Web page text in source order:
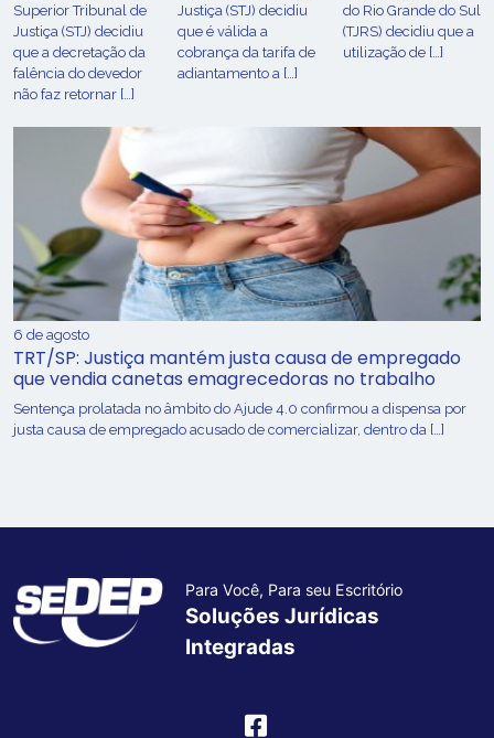
Superior Tribunal de
Justiça (STJ) decidiu
que a decretação da
falência do devedor
não faz retornar […]
Justiça (STJ) decidiu
que é válida a
cobrança da tarifa de
adiantamento a […]
do Rio Grande do Sul
(TJRS) decidiu que a
utilização de […]
6 de agosto
TRT/SP: Justiça mantém justa causa de empregado
que vendia canetas emagrecedoras no trabalho
Sentença prolatada no âmbito do Ajude 4.0 confirmou a dispensa por
justa causa de empregado acusado de comercializar, dentro da […]
Para Você, Para seu Escritório
Soluções Jurídicas
Integradas